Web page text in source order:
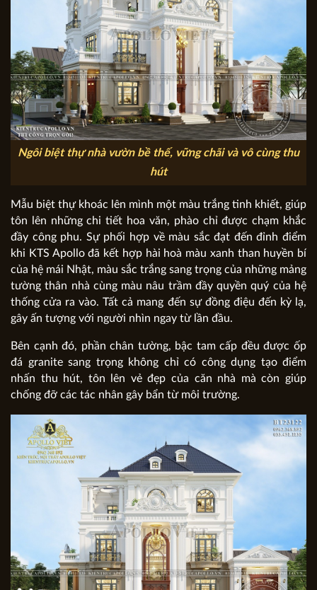
Ngôi biệt thự nhà vườn bề thế, vững chãi và vô cùng thu
hút
Mẫu biệt thự khoác lên mình một màu trắng tinh khiết, giúp
tôn lên những chi tiết hoa văn, phào chỉ được chạm khắc
đầy công phu. Sự phối hợp về màu sắc đạt đến đỉnh điểm
khi KTS Apollo đã kết hợp hài hoà màu xanh than huyền bí
của hệ mái Nhật, màu sắc trắng sang trọng của những mảng
tường thân nhà cùng màu nâu trầm đầy quyền quý của hệ
thống cửa ra vào. Tất cả mang đến sự đồng điệu đến kỳ lạ,
gây ấn tượng với người nhìn ngay từ lần đầu.
Bên cạnh đó, phần chân tường, bậc tam cấp đều được ốp
đá granite sang trọng không chỉ có công dụng tạo điểm
nhấn thu hút, tôn lên vẻ đẹp của căn nhà mà còn giúp
chống đỡ các tác nhân gây bẩn từ môi trường.